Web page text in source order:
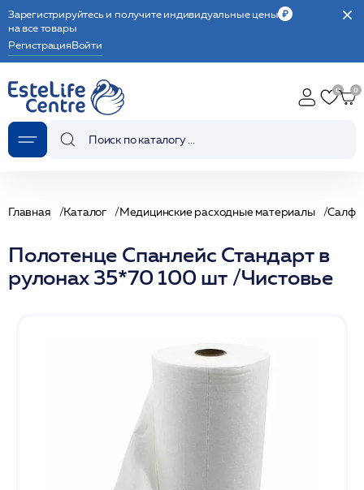
Зарегистрируйтесь и получите индивидуальные цены
на все товары
РегистрацияВойти
Главная Каталог Медицинские расходные материалы
Полотенце Спанлейс Стандарт в
рулонах 35*70 100 шт /Чистовье